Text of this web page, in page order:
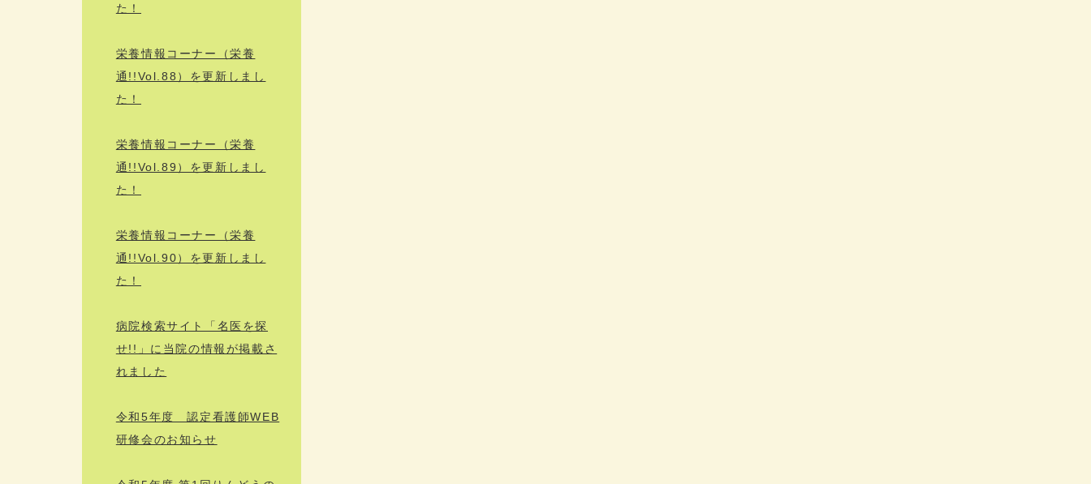
た！
栄養情報コーナー（栄養
通!!Vol.88）を更新しまし
た！
栄養情報コーナー（栄養
通!!Vol.89）を更新しまし
た！
栄養情報コーナー（栄養
通!!Vol.90）を更新しまし
た！
病院検索サイト「名医を探
せ!!」に当院の情報が掲載さ
れました
令和5年度 認定看護師WEB
研修会のお知らせ